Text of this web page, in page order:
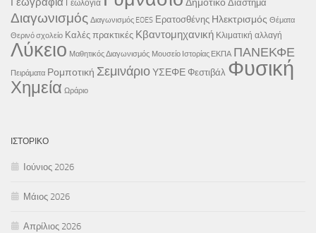
Γεωλογία Δημοτικό Διάστημα
Διαγωνισμός Διαγωνισμός EOES Ερατοσθένης Ηλεκτρισμός Θέματα
Θερινό σχολείο Καλές πρακτικές Κβαντομηχανική Κλιματική αλλαγή
Λύκειο Μαθητικός Διαγωνισμός Μουσείο Ιστορίας ΕΚΠΑ ΠΑΝΕΚΦΕ
Πειράματα Ρομποτική ΣεμινάριοΥΣΕΦΕ Φεστιβάλ Φυσική
Χημεία Ωράριο
ΙΣΤΟΡΙΚΌ
Ιούνιος 2026
Μάιος 2026
Απρίλιος 2026